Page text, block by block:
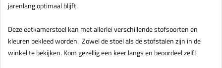
jarenlang optimaal blijft.
Deze eetkamerstoel kan met allerlei verschillende stofsoorten en
kleuren bekleed worden. Zowel de stoel als de stofstalen zijn in de
winkel te bekijken. Kom gezellig een keer langs en beoordeel zelf!